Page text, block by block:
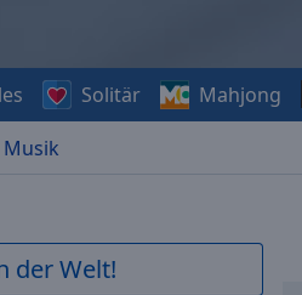
Musik
Solitär Mahjong
der Welt!